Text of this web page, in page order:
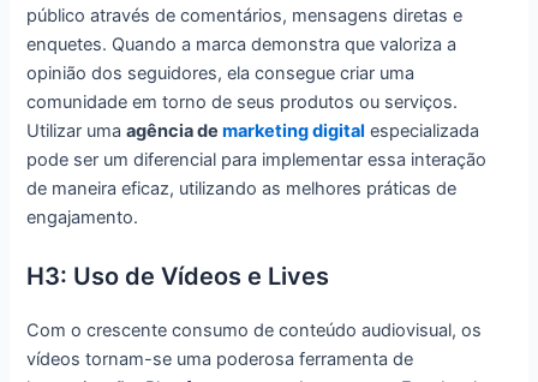
público através de comentários, mensagens diretas e
enquetes. Quando a marca demonstra que valoriza a
opinião dos seguidores, ela consegue criar uma
comunidade em torno de seus produtos ou serviços.
Utilizar umaagência demarketing digital especializada
pode ser um diferencial para implementar essa interação
de maneira eficaz, utilizando as melhores práticas de
engajamento.
H3: Uso de Vídeos e Lives
Com o crescente consumo de conteúdo audiovisual, os
vídeos tornam-se uma poderosa ferramenta de